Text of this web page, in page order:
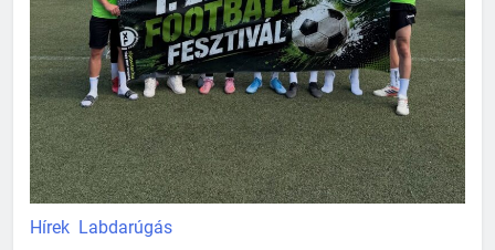
Hírek Labdarúgás